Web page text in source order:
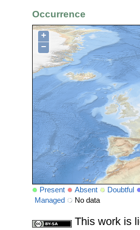
Occurrence
+
−
Present Absent Doubtful
Managed
No data
This work is